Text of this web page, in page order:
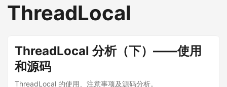
ThreadLocal
ThreadLocal 分析（下）——使用
和源码
ThreadLocal 的使用、注意事项及源码分析。